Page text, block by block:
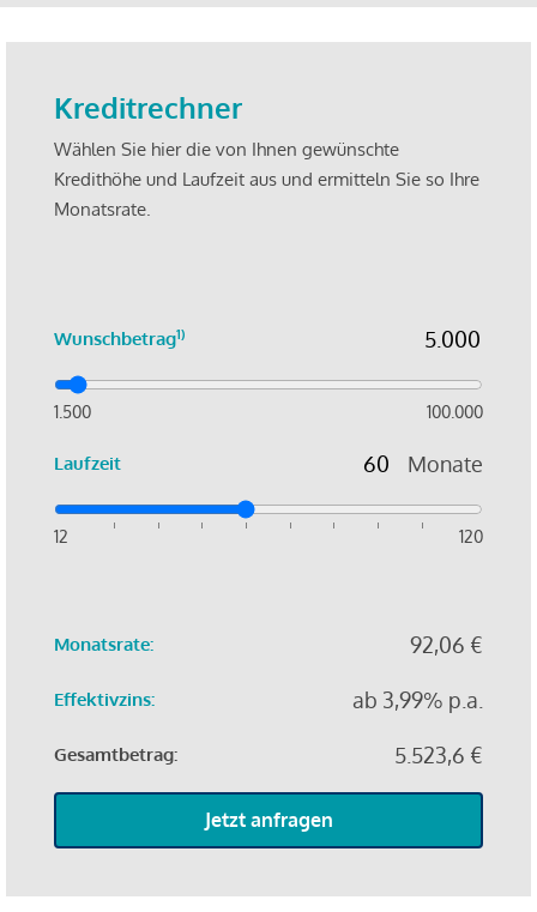
Kreditrechner
Wählen Sie hier die von Ihnen gewünschte
Kredithöhe und Laufzeit aus und ermitteln Sie so Ihre
Monatsrate.
Wunschbetrag1)
1.500 100.000
Laufzeit Monate
12 120
Monatsrate: 92,06 €
Effektivzins: ab 3,99% p.a.
Gesamtbetrag: 5.523,6 €
Jetzt anfragen